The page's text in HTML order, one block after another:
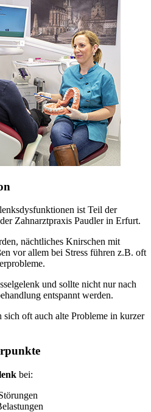
ist Teil der
Zahnarztpraxis Paudler in Erfurt.
nächtliches Knirschen mit
vor allem bei Stress führen z.B. oft
und sollte nicht nur nach
entspannt werden.
oft auch alte Probleme in kurzer
bei: